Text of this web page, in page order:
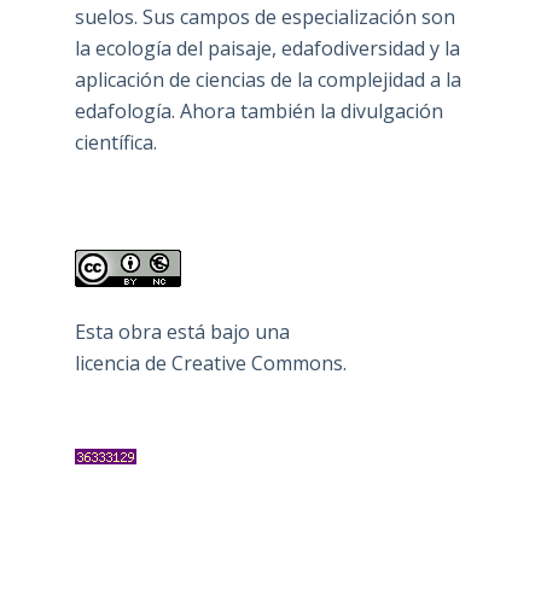
suelos. Sus campos de especialización son
la ecología del paisaje, edafodiversidad y la
aplicación de ciencias de la complejidad a la
edafología. Ahora también la divulgación
científica.
Esta obra está bajo una
licencia de Creative Commons.